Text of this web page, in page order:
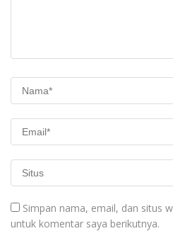
Simpan nama, email, dan situs
untuk komentar saya berikutnya.